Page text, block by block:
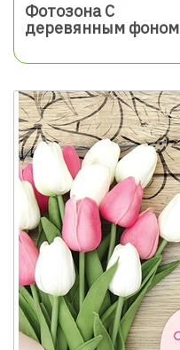
Фотозона С
деревянным фоном